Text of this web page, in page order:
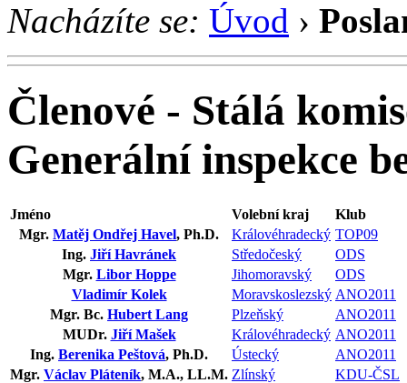
Nacházíte se: Úvod ›
Členové - Stálá
Generální inspekce
Jméno Volební kraj
Klub
Mgr. Matěj Ondřej Havel, Ph.D. Královéhradecký TOP09
Ing. Jiří Havránek Středočeský
ODS
Mgr. Libor Hoppe Jihomoravský
ODS
Vladimír Kolek
Moravskoslezský ANO2011
Mgr. Bc. Hubert Lang Plzeňský
ANO2011
MUDr. Jiří Mašek Královéhradecký ANO2011
Ing. Berenika Peštová, Ph.D. Ústecký
ANO2011
Mgr. Václav Pláteník, M.A., LL.M. Zlínský
KDU-ČSL